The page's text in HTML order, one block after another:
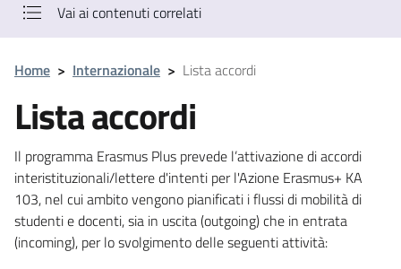
Vai ai contenuti correlati
Home > Internazionale > Lista accordi
Lista accordi
Il programma Erasmus Plus prevede l’attivazione di accordi
interistituzionali/lettere d'intenti per l'Azione Erasmus+ KA
103, nel cui ambito vengono pianificati i flussi di mobilità di
studenti e docenti, sia in uscita (outgoing) che in entrata
(incoming), per lo svolgimento delle seguenti attività: